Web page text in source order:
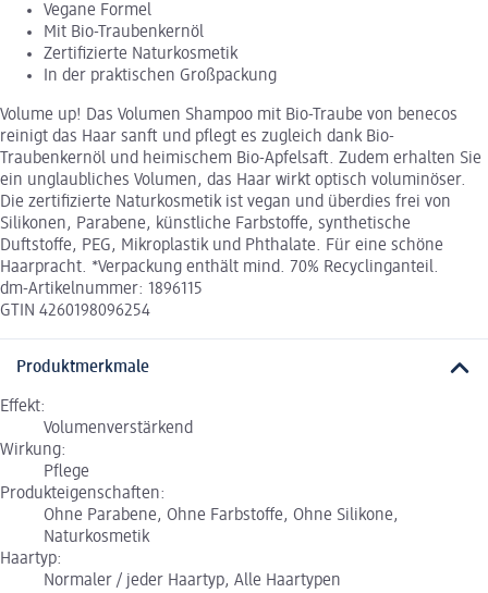
Vegane Formel
Mit Bio-Traubenkernöl
Zertifizierte Naturkosmetik
In der praktischen Großpackung
Volume up! Das Volumen Shampoo mit Bio-Traube von benecos
reinigt das Haar sanft und pflegt es zugleich dank Bio-
Traubenkernöl und heimischem Bio-Apfelsaft. Zudem erhalten Sie
ein unglaubliches Volumen, das Haar wirkt optisch voluminöser.
Die zertifizierte Naturkosmetik ist vegan und überdies frei von
Silikonen, Parabene, künstliche Farbstoffe, synthetische
Duftstoffe, PEG, Mikroplastik und Phthalate. Für eine schöne
Haarpracht. *Verpackung enthält mind. 70% Recyclinganteil.
dm-Artikelnummer: 1896115
GTIN 4260198096254
Produktmerkmale
Effekt:
Volumenverstärkend
Wirkung:
Pflege
Produkteigenschaften:
Ohne Parabene, Ohne Farbstoffe, Ohne Silikone,
Naturkosmetik
Haartyp:
Normaler / jeder Haartyp, Alle Haartypen